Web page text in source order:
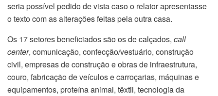
seria possível pedido de vista caso o relator apresentasse
o texto com as alterações feitas pela outra casa.
Os 17 setores beneficiados são os de calçados, call
center, comunicação, confecção/vestuário, construção
civil, empresas de construção e obras de infraestrutura,
couro, fabricação de veículos e carroçarias, máquinas e
equipamentos, proteína animal, têxtil, tecnologia da